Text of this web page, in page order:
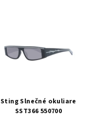
Sting Slnečné okuliare
SST366 550700